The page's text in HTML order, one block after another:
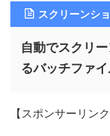
スクリーンシ
自動でスクリ
るバッチファ
【スポンサーリンク